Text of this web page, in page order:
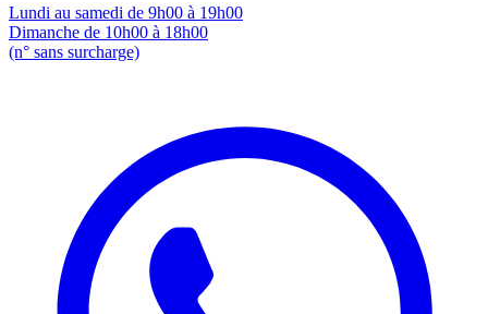
Lundi au samedi de 9h00 à 19h00
Dimanche de 10h00 à 18h00
(n° sans surcharge)